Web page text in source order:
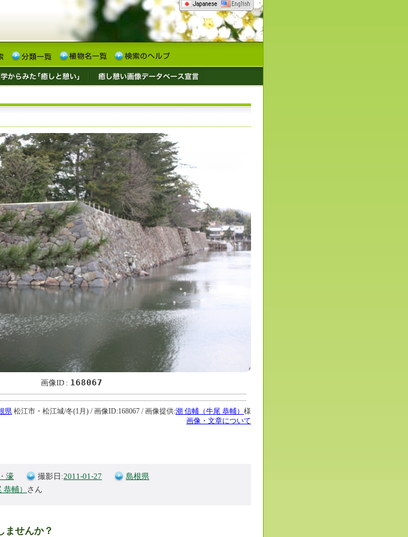
画像ID : 168067
県 松江市・松江城/冬(1月) / 画像ID:168067 / 画像提供:潮 信輔（牛尾 恭輔） 様
画像・文章について
濠 撮影日:2011-01-27
島根県
輔） さん
ませんか？